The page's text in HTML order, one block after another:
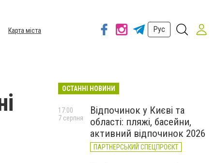
Карта міста Рус
ОСТАННІ НОВИНИ
Відпочинок у Києві та
області: пляжі, басейни,
активний відпочинок 2026
ПАРТНЕРСЬКИЙ СПЕЦПРОЄКТ
17:00
7 серпня